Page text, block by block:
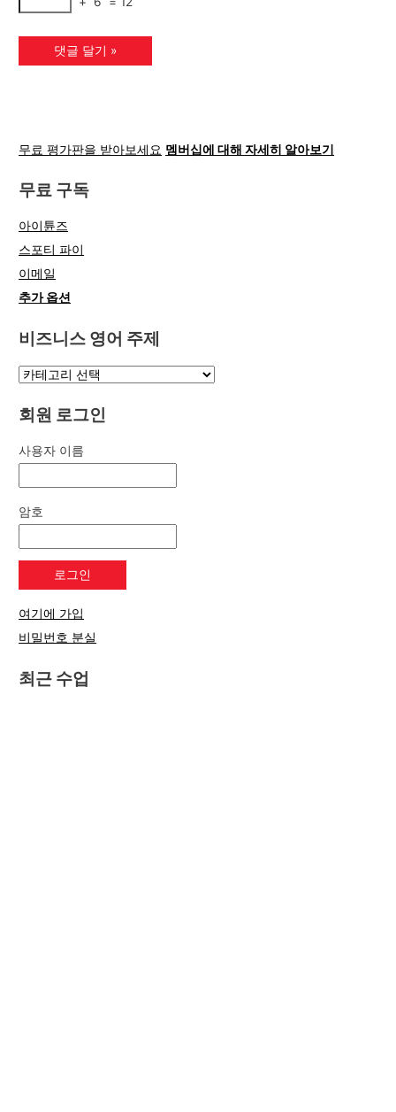
무료 평가판을 받아보세요 멤버십에 대해 자세히 알아보기
무료 구독
아이튠즈
스포티 파이
이메일
추가 옵션
비즈니스 영어 주제
회원 로그인
사용자 이름
암호
여기에 가입
비밀번호 분실
최근 수업